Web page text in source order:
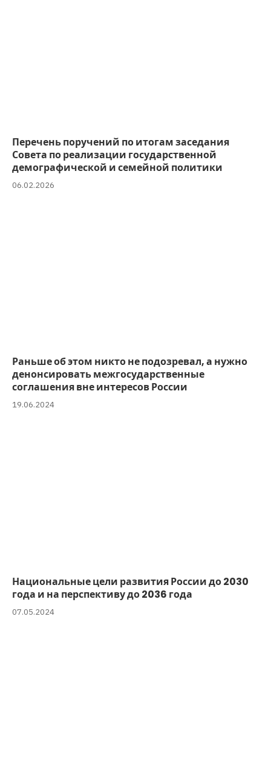
Перечень поручений по итогам заседания
Совета по реализации государственной
демографической и семейной политики
06.02.2026
Раньше об этом никто не подозревал, а нужно
денонсировать межгосударственные
соглашения вне интересов России
19.06.2024
Национальные цели развития России до 2030
года и на перспективу до 2036 года
07.05.2024